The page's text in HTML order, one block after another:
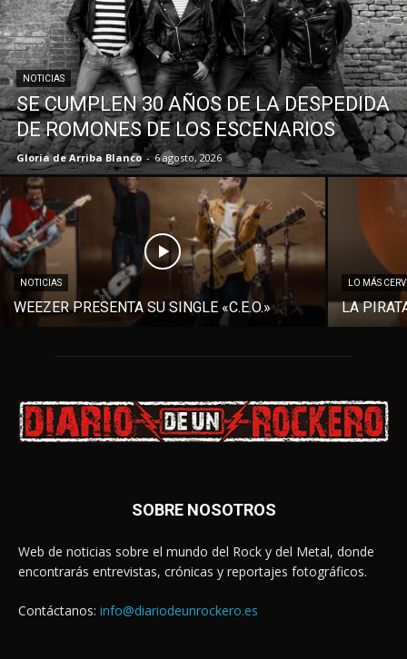
NOTICIAS
SE CUMPLEN 30 AÑOS DE LA DESPEDIDA
DE ROMONES DE LOS ESCENARIOS
Gloria de Arriba Blanco - 6 agosto, 2026
NOTICIAS
WEEZER PRESENTA SU SINGLE «C.E.O.»
LO MÁS
LA
SOBRE NOSOTROS
Web de noticias sobre el mundo del Rock y del Metal, donde
encontrarás entrevistas, crónicas y reportajes fotográficos.
Contáctanos: info@diariodeunrockero.es